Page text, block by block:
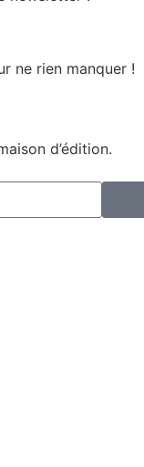
ne rien manquer !
d’édition.